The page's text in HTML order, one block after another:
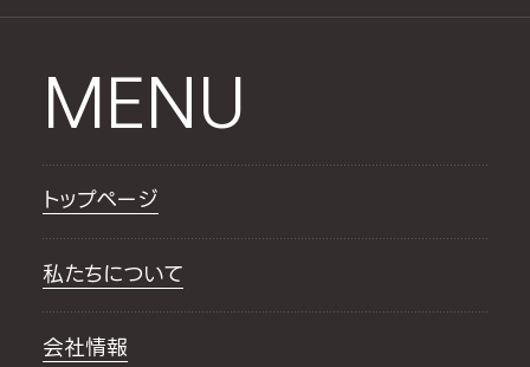
MENU
トップページ
私たちについて
会社情報